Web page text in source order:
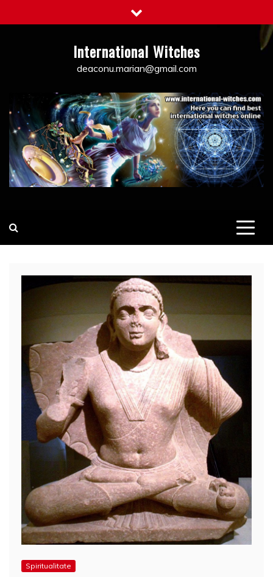
to
International Witches
deaconu.marian@gmail.com
Spiritualitate